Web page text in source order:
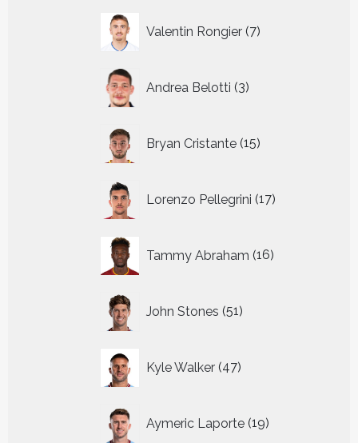
Valentin Rongier 7
producten
Andrea Belotti 3
producten
Bryan Cristante 15
producten
Lorenzo Pellegrini 17
producten
Tammy Abraham 16
producten
John Stones 51
producten
Kyle Walker 47
producten
Aymeric Laporte 19
producten